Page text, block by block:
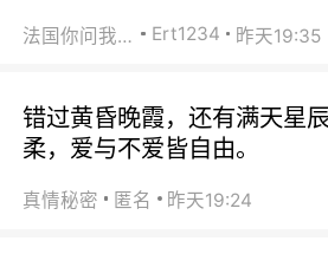
法国你问我答 Ert1234 昨天19:35
错过黄昏晚霞，还有满天星
柔，爱与不爱皆自由。
真情秘密 匿名 昨天19:24